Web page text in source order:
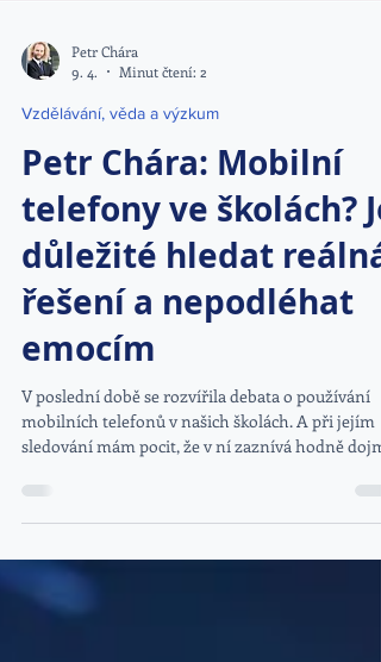
Petr Chára
9. 4.
Minut čtení: 2
Vzdělávání, věda a výzkum
Petr Chára: Mobilní
telefony ve školách? Je
důležité hledat reálná
řešení a nepodléhat
emocím
V poslední době se rozvířila debata o používání
mobilních telefonů v našich školách. A při jejím
hledají skutečná rozumná opatření.